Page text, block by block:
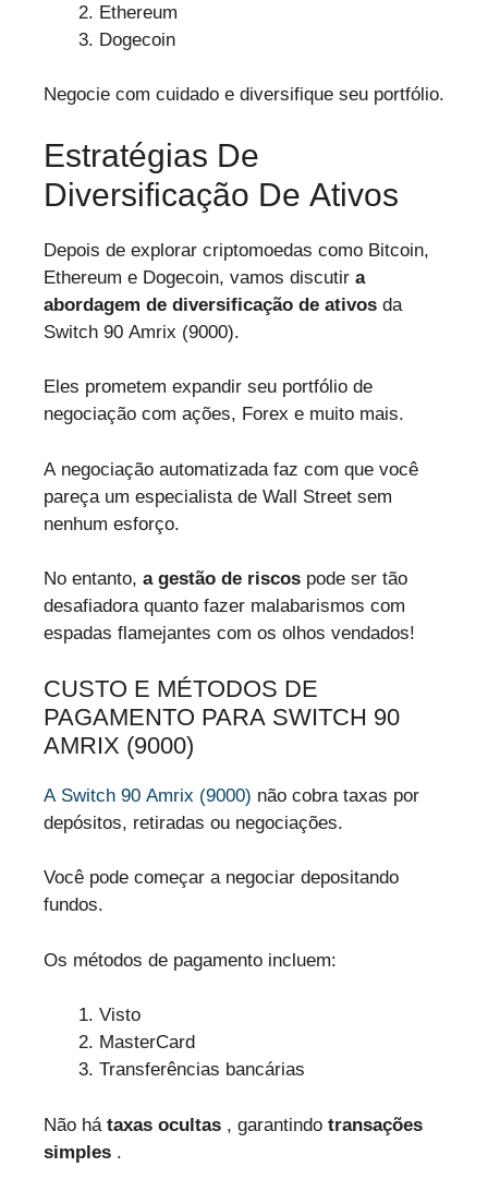
Ethereum
Dogecoin
Negocie com cuidado e diversifique seu portfólio.
Estratégias De
Diversificação De Ativos
Depois de explorar criptomoedas como Bitcoin,
Ethereum e Dogecoin, vamos discutir a
abordagem de diversificação de ativos da
Switch 90 Amrix (9000).
Eles prometem expandir seu portfólio de
negociação com ações, Forex e muito mais.
A negociação automatizada faz com que você
pareça um especialista de Wall Street sem
nenhum esforço.
No entanto, a gestão de riscos pode ser tão
desafiadora quanto fazer malabarismos com
espadas flamejantes com os olhos vendados!
CUSTO E MÉTODOS DE
PAGAMENTO PARA SWITCH 90
AMRIX (9000)
A Switch 90 Amrix (9000) não cobra taxas por
depósitos, retiradas ou negociações.
Você pode começar a negociar depositando
fundos.
Os métodos de pagamento incluem:
Visto
MasterCard
Transferências bancárias
Não há taxas ocultas , garantindo transações
simples .